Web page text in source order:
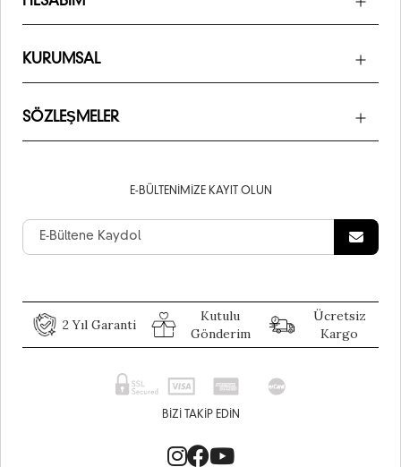
KURUMSAL
SÖZLEŞMELER
E-BÜLTENIMIZE KAYIT OLUN
2 Yıl Garanti
Kutulu
Gönderim
Ücretsiz
Kargo
BIZI TAKIP EDIN